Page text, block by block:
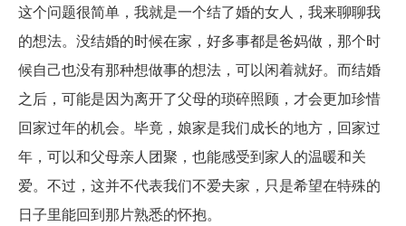
这个问题很简单，我就是一个结了婚的女人，我来聊聊我
的想法。没结婚的时候在家，好多事都是爸妈做，那个时
候自己也没有那种想做事的想法，可以闲着就好。而结婚
之后，可能是因为离开了父母的琐碎照顾，才会更加珍惜
回家过年的机会。毕竟，娘家是我们成长的地方，回家过
年，可以和父母亲人团聚，也能感受到家人的温暖和关
爱。不过，这并不代表我们不爱夫家，只是希望在特殊的
日子里能回到那片熟悉的怀抱。